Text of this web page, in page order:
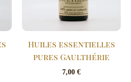
Huiles essentielles
pures Gaulthérie
7,00 €